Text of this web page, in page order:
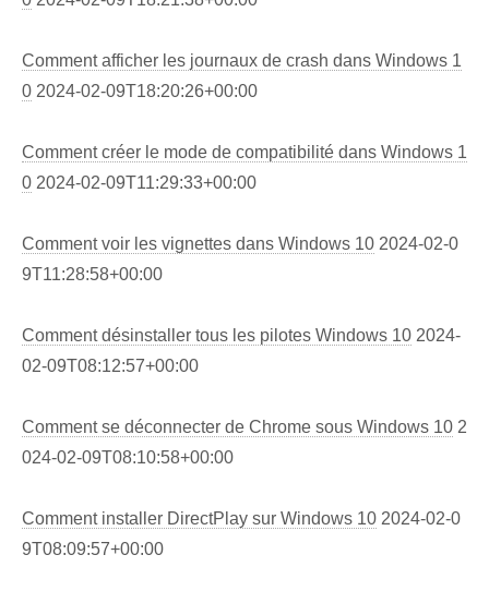
Comment afficher les journaux de crash dans Windows 1
0 2024-02-09T18:20:26+00:00
Comment créer le mode de compatibilité dans Windows 1
0 2024-02-09T11:29:33+00:00
Comment voir les vignettes dans Windows 10 2024-02-0
9T11:28:58+00:00
Comment désinstaller tous les pilotes Windows 10 2024-
02-09T08:12:57+00:00
Comment se déconnecter de Chrome sous Windows 10 2
024-02-09T08:10:58+00:00
Comment installer DirectPlay sur Windows 10 2024-02-0
9T08:09:57+00:00